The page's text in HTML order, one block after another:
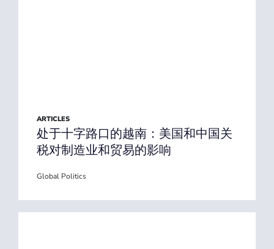
ARTICLES
处于十字路口的越南：美国和中国关
税对制造业和贸易的影响
Global Politics